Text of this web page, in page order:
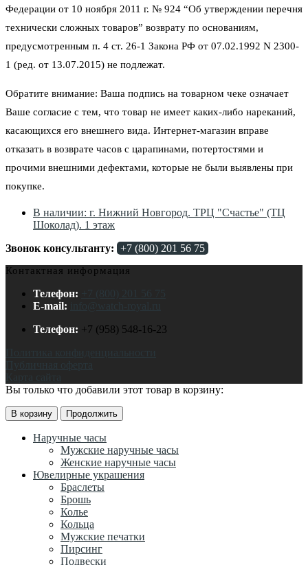
Федерации от 10 ноября 2011 г. № 924 “Об утверждении перечня
технически сложных товаров” возврату по основаниям,
предусмотренным п. 4 ст. 26-1 Закона РФ от 07.02.1992 N 2300-
1 (ред. от 13.07.2015) не подлежат.
Обратите внимание: Ваша подпись на товарном чеке означает
Ваше согласие с тем, что товар не имеет каких-либо нареканий,
касающихся его внешнего вида. Интернет-магазин вправе
отказать в возврате часов с царапинами, потертостями и
прочими внешними дефектами, которые не были выявлены при
покупке.
В наличии: г. Нижний Новгород. ТРЦ "Счастье" (ТЦ
Шоколад). 1 этаж
Звонок консультанту: +7 (800) 201 56 75
Контактная информация
Телефон:
+7 (800) 201 56 75
E-mail:
Телефон: +7 (958) 548-16-23
Карта сайта
Вы только что добавили этот товар в корзину:
В корзину Продолжить
Наручные часы
Мужские наручные часы
Женские наручные часы
Ювелирные украшения
Браслеты
Брошь
Колье
Кольца
Мужские печатки
Пирсинг
Подвески